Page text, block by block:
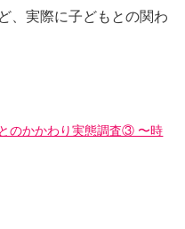
、実際に子どもとの関わ
のかかわり実態調査③ 〜時